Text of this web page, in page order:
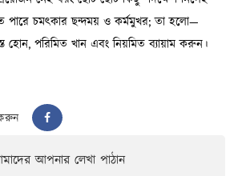
করুন
আপনার লেখা পাঠান